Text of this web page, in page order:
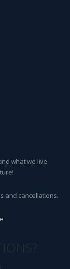
what we live
and cancellations.